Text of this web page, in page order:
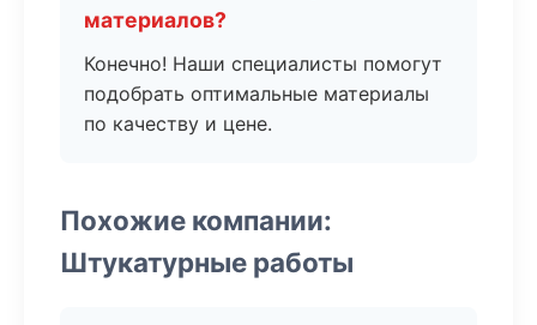
материалов?
Конечно! Наши специалисты помогут
подобрать оптимальные материалы
по качеству и цене.
Похожие компании:
Штукатурные работы